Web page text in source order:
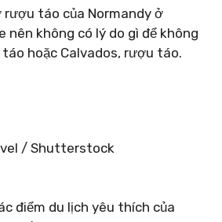
rượu táo của Normandy ở
nên không có lý do gì để không
hoặc Calvados, rượu táo.
/ Shutterstock
điểm du lịch yêu thích của